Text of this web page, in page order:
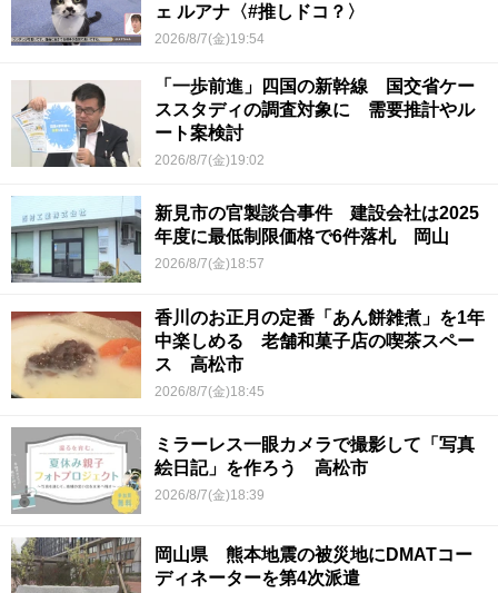
ェ ルアナ〈#推しドコ？〉
2026/8/7(金)19:54
「一歩前進」四国の新幹線 国交省ケー
ススタディの調査対象に 需要推計やル
ート案検討
2026/8/7(金)19:02
新見市の官製談合事件 建設会社は2025
年度に最低制限価格で6件落札 岡山
2026/8/7(金)18:57
香川のお正月の定番「あん餅雑煮」を1年
中楽しめる 老舗和菓子店の喫茶スペー
ス 高松市
2026/8/7(金)18:45
ミラーレス一眼カメラで撮影して「写真
絵日記」を作ろう 高松市
2026/8/7(金)18:39
岡山県 熊本地震の被災地にDMATコー
ディネーターを第4次派遣